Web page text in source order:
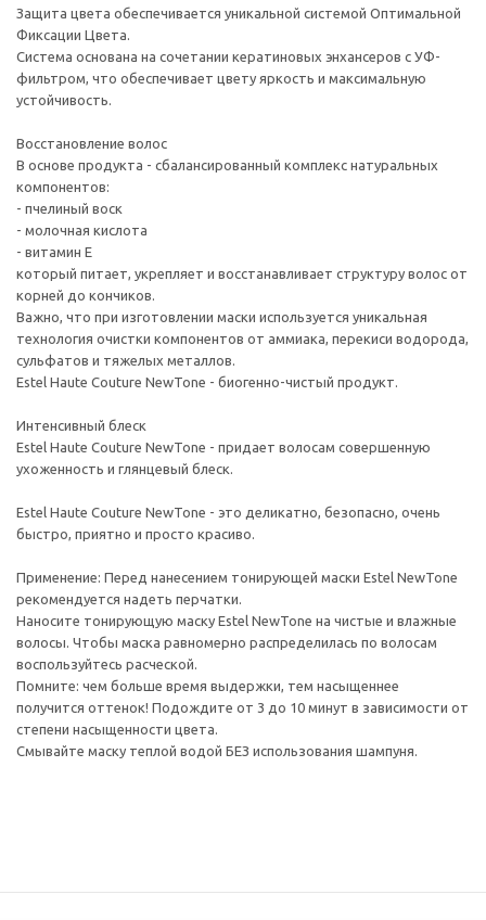
Защита цвета обеспечивается уникальной системой Оптимальной
Фиксации Цвета.
Система основана на сочетании кератиновых энхансеров с УФ-
фильтром, что обеспечивает цвету яркость и максимальную
устойчивость.
Восстановление волос
В основе продукта - сбалансированный комплекс натуральных
компонентов:
- пчелиный воск
- молочная кислота
- витамин Е
который питает, укрепляет и восстанавливает структуру волос от
корней до кончиков.
Важно, что при изготовлении маски используется уникальная
технология очистки компонентов от аммиака, перекиси водорода,
сульфатов и тяжелых металлов.
Estel Haute Couture NewTone - биогенно-чистый продукт.
Интенсивный блеск
Estel Haute Couture NewTone - придает волосам совершенную
ухоженность и глянцевый блеск.
Estel Haute Couture NewTone - это деликатно, безопасно, очень
быстро, приятно и просто красиво.
Применение: Перед нанесением тонирующей маски Estel NewTone
рекомендуется надеть перчатки.
Наносите тонирующую маску Estel NewTone на чистые и влажные
волосы. Чтобы маска равномерно распределилась по волосам
воспользуйтесь расческой.
Помните: чем больше время выдержки, тем насыщеннее
получится оттенок! Подождите от 3 до 10 минут в зависимости от
степени насыщенности цвета.
Смывайте маску теплой водой БЕЗ использования шампуня.